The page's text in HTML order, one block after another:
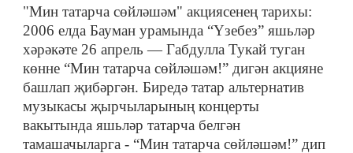
"Мин татарча сөйләшәм" акциясенең тарихы:
2006 елда Бауман урамында “Үзебез” яшьләр
хәрәкәте 26 апрель — Габдулла Тукай туган
көнне “Мин татарча сөйләшәм!” дигән акцияне
башлап җибәргән. Биредә татар альтернатив
музыкасы җырчыларының концерты
вакытында яшьләр татарча белгән
тамашачыларга - “Мин татарча сөйләшәм!” дип